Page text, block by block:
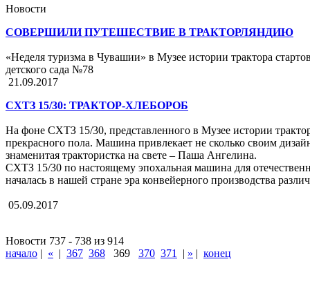
Новости
СОВЕРШИЛИ ПУТЕШЕСТВИЕ В ТРАКТОРЛЯНДИЮ
«Неделя туризма в Чувашии» в Музее истории трактора
детского сада №78
21.09.2017
СХТЗ 15/30: ТРАКТОР-ХЛЕБОРОБ
На фоне СХТЗ 15/30, представленного в Музее истории
прекрасного пола. Машина привлекает не сколько своим
знаменитая трактористка на свете – Паша Ангелина.
СХТЗ 15/30 по настоящему эпохальная машина для
началась в нашей стране эра конвейерного производства
05.09.2017
Новости 737 - 738 из 914
начало | « | 367 368 369 370 371 | » | конец